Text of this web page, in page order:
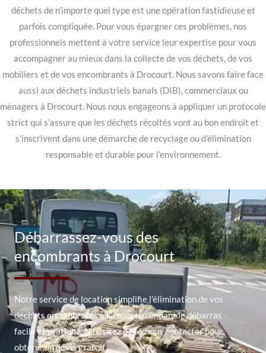
déchets de n’importe quel type est une opération fastidieuse et
parfois compliquée. Pour vous épargner ces problèmes, nos
professionnels mettent à votre service leur expertise pour vous
accompagner au mieux dans la collecte de vos déchets, de vos
mobiliers et de vos encombrants à Drocourt. Nous savons faire face
aussi aux déchets industriels banals (DIB), commerciaux ou
ménagers à Drocourt. Nous nous engageons à appliquer un protocole
strict qui s’assure que les déchets récoltés vont au bon endroit et
s’inscrivent dans une démarche de recyclage ou d’élimination
responsable et durable pour l’environnement.
Débarrassez-vous des
encombrants à Drocourt
Notre service de location simplifie l’élimination de vos
déchets encombrants à Drocourt, rendant le débarras
facile et pratique. N’hésitez pas à nous contacter pour
obtenir un devis gratuit.